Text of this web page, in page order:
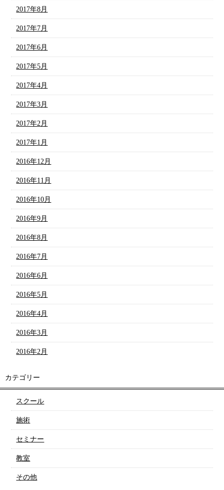
2017年8月
2017年7月
2017年6月
2017年5月
2017年4月
2017年3月
2017年2月
2017年1月
2016年12月
2016年11月
2016年10月
2016年9月
2016年8月
2016年7月
2016年6月
2016年5月
2016年4月
2016年3月
2016年2月
カテゴリー
スクール
施術
セミナー
教室
その他